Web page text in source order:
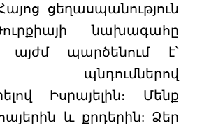
ցեղասպանություն
նախագահը
այժմ պարծենում է՝
պնդումներով
Իսրայելին։ Մենք
և քրդերին: Ձեր